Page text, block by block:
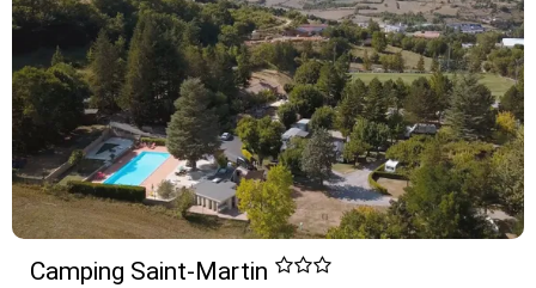
Camping Saint-Martin